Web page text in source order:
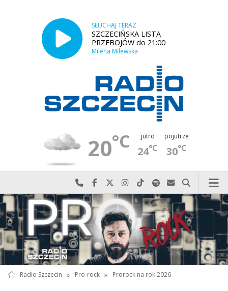
SŁUCHAJ TERAZ
SZCZECIŃSKA LISTA
PRZEBOJÓW do 21:00
Milena Milewska
20°C jutro
24°C
pojutrze
30°C
Najlepiej po prostu do nas zadzwoń
Odwiedź nas na Facebook-u
Odwiedź nas na X
Odwiedź nas na Instagram-ie
Odwiedź nas na TikTok-u
Szukaj nas na Spotify
Wyślij do nas
Szukaj
Radio Szczecin » Pro-rock » Prorock na rok 2026